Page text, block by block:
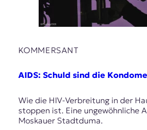
KOMMERSANT
AIDS: Schuld sind die Kondome
Wie die HIV-Verbreitung in der
stoppen ist. Eine ungewöhnliche
Moskauer Stadtduma.